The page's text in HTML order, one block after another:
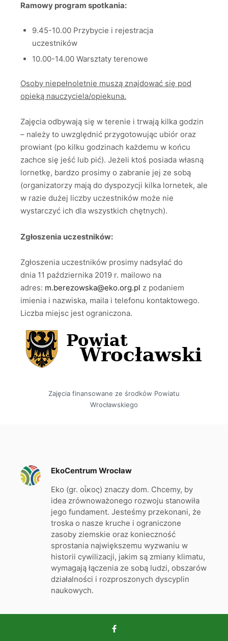
Ramowy program spotkania:
9.45-10.00 Przybycie i rejestracja
uczestników
10.00-14.00 Warsztaty terenowe
Osoby niepełnoletnie muszą znajdować się pod
opieką nauczyciela/opiekuna.
Zajęcia odbywają się w terenie i trwają kilka godzin
– należy to uwzględnić przygotowując ubiór oraz
prowiant (po kilku godzinach każdemu w końcu
zachce się jeść lub pić). Jeżeli ktoś posiada własną
lornetkę, bardzo prosimy o zabranie jej ze sobą
(organizatorzy mają do dyspozycji kilka lornetek, ale
w razie dużej liczby uczestników może nie
wystarczyć ich dla wszystkich chętnych).
Zgłoszenia uczestników:
Zgłoszenia uczestników prosimy nadsyłać do
dnia 11 października 2019 r. mailowo na
adres: m.berezowska@eko.org.pl z podaniem
imienia i nazwiska, maila i telefonu kontaktowego.
Liczba miejsc jest ograniczona.
Zajęcia finansowane ze środków Powiatu
Wrocławskiego
EkoCentrum Wrocław
Eko (gr. οἶκος) znaczy dom. Chcemy, by
idea zrównoważonego rozwoju stanowiła
jego fundament. Jesteśmy przekonani, że
troska o nasze kruche i ograniczone
zasoby ziemskie oraz konieczność
sprostania największemu wyzwaniu w
historii cywilizacji, jakim są zmiany klimatu,
wymagają łączenia ze sobą ludzi, obszarów
działalności i rozproszonych dyscyplin
naukowych.